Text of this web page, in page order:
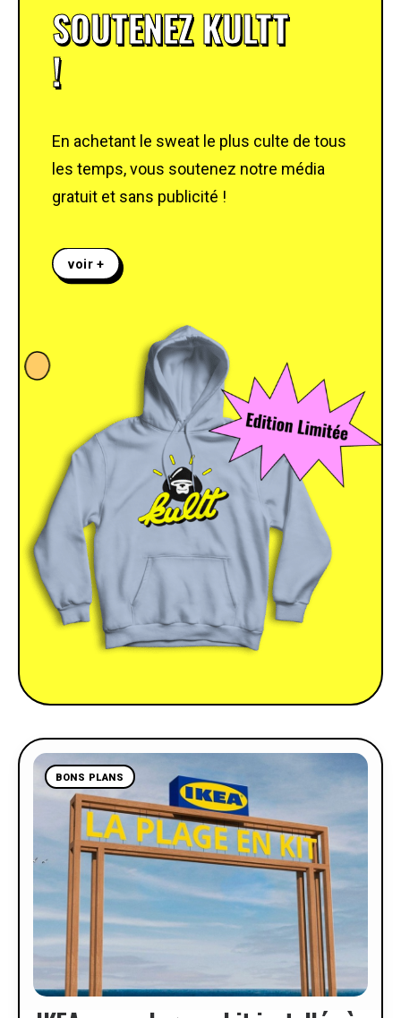
SOUTENEZ KULTT
!
En achetant le sweat le plus culte de tous
les temps, vous soutenez notre média
gratuit et sans publicité !
voir +
BONS PLANS